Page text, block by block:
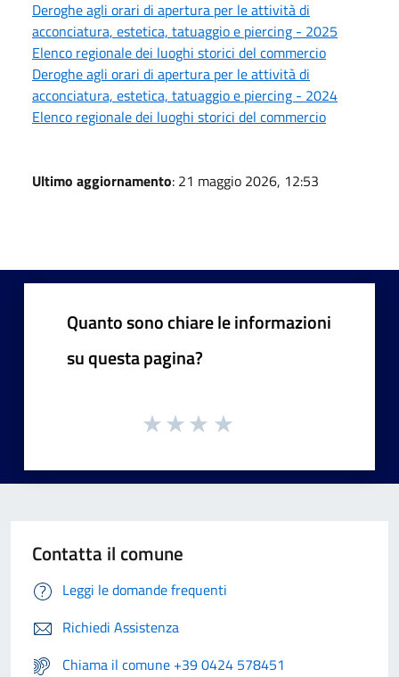
Deroghe agli orari di apertura per le attività di
acconciatura, estetica, tatuaggio e piercing - 2025
Elenco regionale dei luoghi storici del commercio
Deroghe agli orari di apertura per le attività di
acconciatura, estetica, tatuaggio e piercing - 2024
Elenco regionale dei luoghi storici del commercio
Ultimo aggiornamento: 21 maggio 2026, 12:53
Quanto sono chiare le informazioni
su questa pagina?
Contatta il comune
Leggi le domande frequenti
Richiedi Assistenza
Chiama il comune +39 0424 578451